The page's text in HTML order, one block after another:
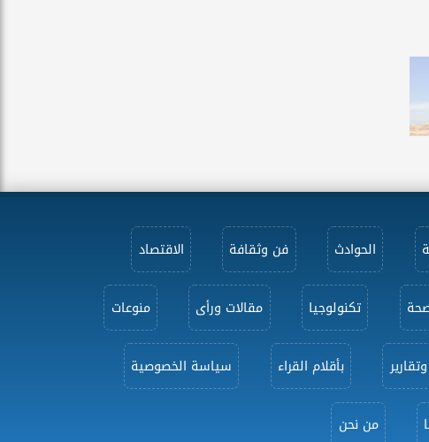
الحوادث فن وثقافة الاقتصاد
تكنولوجيا مقالات ورأى منوعات
بأقلام القراء سياسة الخصوصية
من نحن